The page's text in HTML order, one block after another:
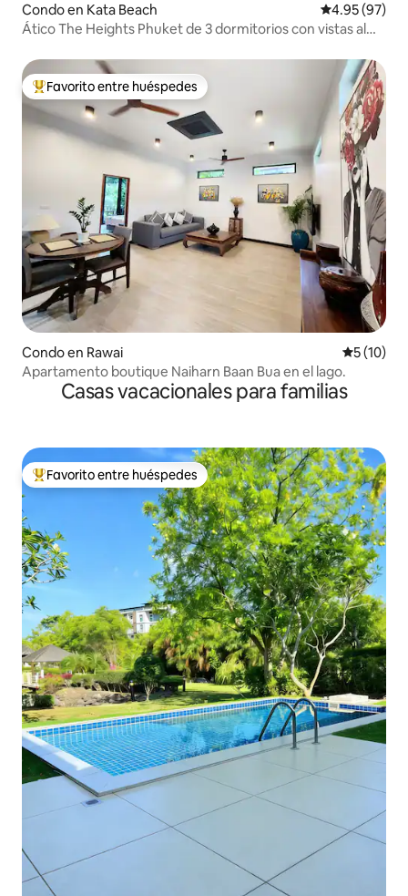
Condo en Kata Beach Calificación
4.95 (97)
Ático The Heights Phuket de 3 dormitorios con vistas al
Favorito entre huéspedes preferido
Favorito entre huéspedes
Condo en Rawai
5 (10)
Apartamento boutique Naiharn Baan Bua en el lago.
Casas vacacionales para familias
Favorito entre huéspedes preferido
Favorito entre huéspedes